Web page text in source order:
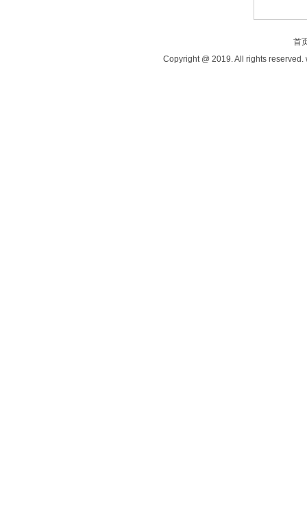
首
Copyright @ 2019. All rights reserved.